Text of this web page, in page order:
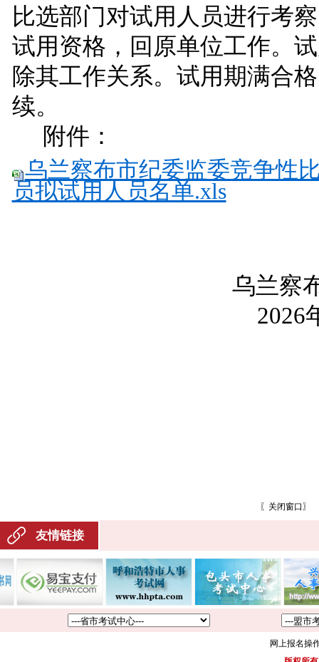
比选部门对试用 人员进行考
试用 资格，回原单位工作。
除其工作关系。试用期满合
续。
附件：
乌兰察布市纪委监委竞争性
员拟试用人员名单.xls
乌兰察
2026
〖 关闭窗口 〗
友情链接
网上报名操